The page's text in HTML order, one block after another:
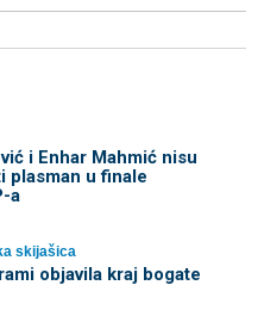
i Enhar Mahmić nisu
plasman u finale
a
skijašica
objavila kraj bogate